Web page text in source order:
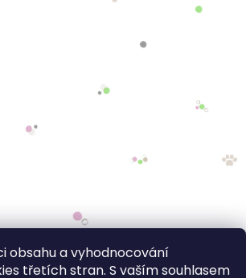
obsahu a vyhodnocování
třetích stran. S vaším souhlasem